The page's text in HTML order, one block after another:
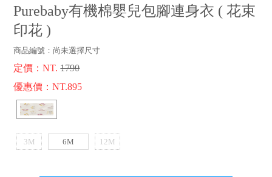
客服專區
Purebaby有機棉嬰兒包腳連身衣 (花束
印花 )
商品編號： 尚未選擇尺寸
定價：NT.1790
優惠價：NT.895
3M 6M 12M